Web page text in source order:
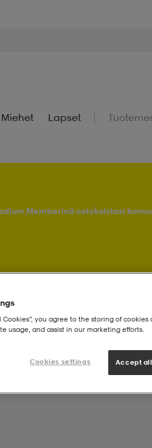
Miehet Lapset
Memberinä ostoksistasi
Bikini Briefs W
Cookies”, you agree to the storing of
usage, and assist in our marketing efforts.
Cookies settings Accept